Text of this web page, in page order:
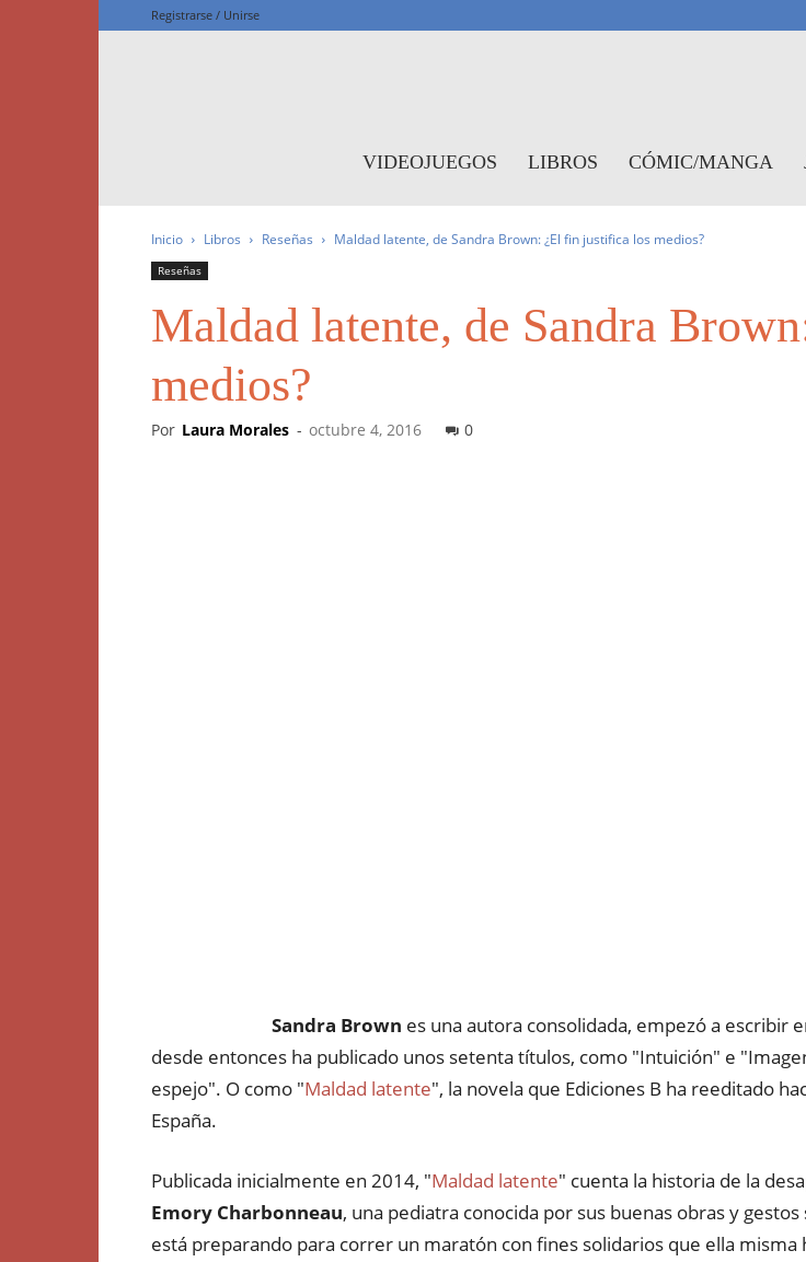
Registrarse / Unirse
VIDEOJUEGOS LIBROS CÓMIC/MANGA
Inicio Libros Reseñas Maldad latente, de Sandra Brown: ¿El fin justifica los medios?
Reseñas
Maldad latente, de Sandra
medios?
Por Laura Morales - octubre 4, 2016 0
Sandra Brown es una autora consolidada, empezó a escribir
desde entonces ha publicado unos setenta títulos, como "Intuición" e
espejo". O como "Maldad latente", la novela que Ediciones B ha reeditado
España.
Publicada inicialmente en 2014, "Maldad latente" cuenta la historia de la
Emory Charbonneau, una pediatra conocida por sus buenas obras y gestos
está preparando para correr un maratón con fines solidarios que ella misma